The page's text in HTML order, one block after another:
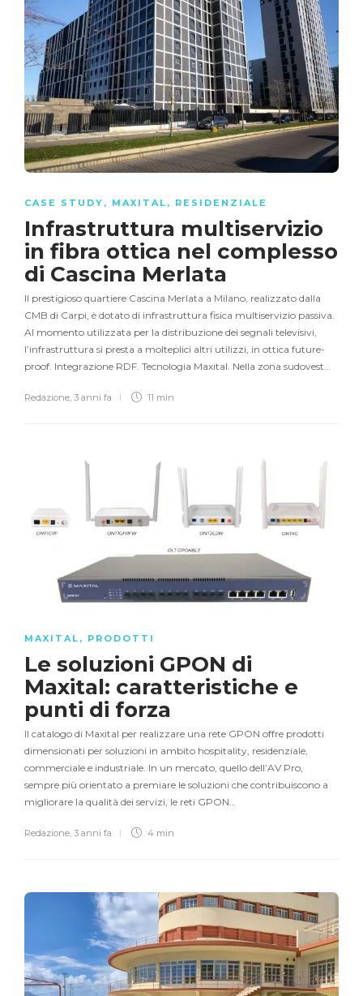
CASE STUDY , MAXITAL , RESIDENZIALE
Infrastruttura multiservizio
in fibra ottica nel complesso
di Cascina Merlata
Il prestigioso quartiere Cascina Merlata a Milano, realizzato dalla
CMB di Carpi, è dotato di infrastruttura fisica multiservizio passiva.
Al momento utilizzata per la distribuzione dei segnali televisivi,
l’infrastruttura si presta a molteplici altri utilizzi, in ottica future-
proof. Integrazione RDF. Tecnologia Maxital. Nella zona sudovest…
Redazione 3 anni fa 11 min
MAXITAL , PRODOTTI
Le soluzioni GPON di
Maxital: caratteristiche e
punti di forza
Il catalogo di Maxital per realizzare una rete GPON offre prodotti
dimensionati per soluzioni in ambito hospitality, residenziale,
commerciale e industriale. In un mercato, quello dell’AV Pro,
sempre più orientato a premiare le soluzioni che contribuiscono a
migliorare la qualità dei servizi, le reti GPON…
Redazione 3 anni fa 4 min